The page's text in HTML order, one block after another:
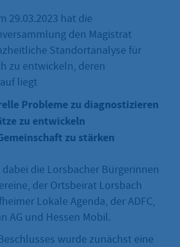
29.03.2023 hat die
den Magistrat
Standortanalyse für
zu entwickeln, deren
liegt
Probleme zu diagnostizieren
zu entwickeln
zu stärken
die Lorsbacher Bürgerinnen
der Ortsbeirat Lorsbach
Lokale Agenda, der ADFC,
AG und Hessen Mobil.
wurde zunächst eine